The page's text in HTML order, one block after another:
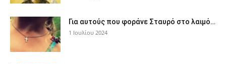
Για αυτούς που φοράνε Σταυρό στο λαιμό…
1 Ιουλίου 2024